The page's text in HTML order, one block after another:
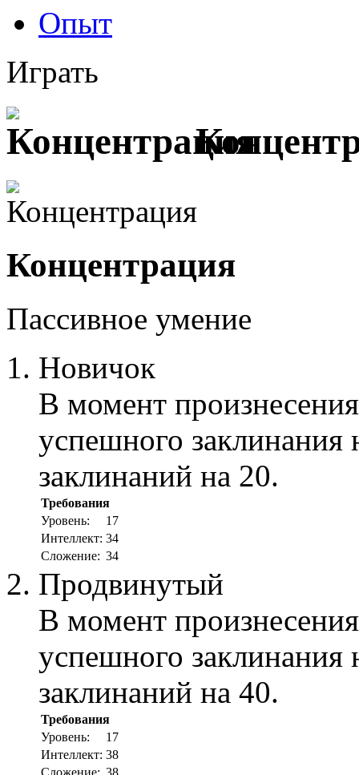
Опыт
Играть
Концентрация
Пассивное умение
Новичок
В момент
успешного
заклинаний на 20.
Требования
Уровень:
17
Интеллект: 34
Сложение: 34
Продвинутый
В момент
успешного
заклинаний на 40.
Требования
Уровень:
17
Интеллект: 38
Сложение: 38